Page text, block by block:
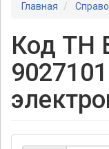
Главная
Код ТН